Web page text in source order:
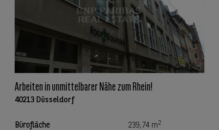
Arbeiten in unmittelbarer Nähe zum Rhein!
40213 Düsseldorf
Bürofläche 239,74 m2